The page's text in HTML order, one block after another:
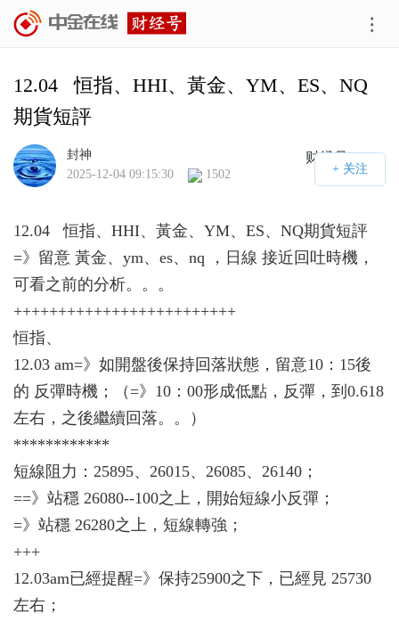
12.04   恒指、HHI、黃金、YM、ES、NQ
期貨短評
财经号APP
封神
2025-12-04 09:15:30
1502
12.04 恒指、HHI、黃金、YM、ES、NQ期貨短評
=》留意 黃金、ym、es、nq ，日線 接近回吐時機，
可看之前的分析。。。
+++++++++++++++++++++++++
恒指、
12.03 am=》如開盤後保持回落狀態，留意10：15後
的 反彈時機；（=》10：00形成低點，反彈，到0.618
左右，之後繼續回落。。）
************
短線阻力：25895、26015、26085、26140；
==》站穩 26080--100之上，開始短線小反彈；
=》站穩 26280之上，短線轉強；
+++
12.03am已經提醒=》保持25900之下，已經見 25730
左右；